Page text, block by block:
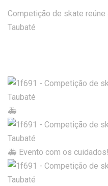
Competição de skate
Taubaté
🚑
🚑 Evento com os cuidados!